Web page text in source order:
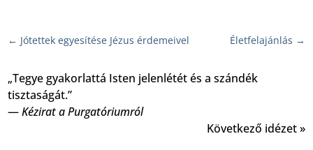
← Jótettek egyesítése Jézus érdemeivel Életfelajánlás →
„Tegye gyakorlattá Isten jelenlétét és a szándék
tisztaságát.”
—Kézirat a Purgatóriumról
Következő idézet »